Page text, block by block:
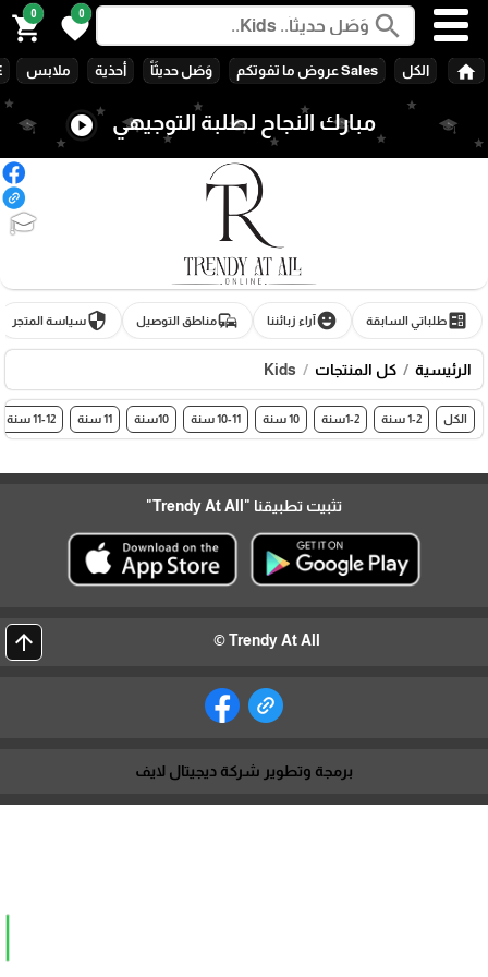
search
0
favorite
0
shopping_cart
home الكل Sales عروض ما تفوتكم وَصَل حديثَاً أحذية ملابس
مبارك النجاح لطلبة التوجيهي play_circle
🎓
ballotطلباتي السابقة emoji_emotionsآراء زبائننا commuteمناطق التوصيل securityسياسة المتجر
الرئيسية كل المنتجات Kids
الكل 1-2 سنة 1-2سنة 10 سنة 10-11 سنة 10سنة 11 سنة 11-12 سنة
تثبيت تطبيقنا "Trendy At All"
Trendy At All ©
arrow_upward
برمجة وتطوير شركة ديجيتال لايف